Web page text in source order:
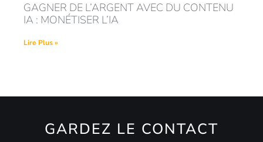
GAGNER DE L’ARGENT AVEC DU CONTENU
IA : MONÉTISER L’IA
Lire Plus »
GARDEZ LE CONTACT